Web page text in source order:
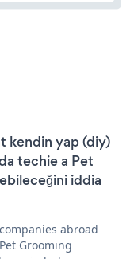
kendin yap (diy)
techie a Pet
iddia
abroad
Grooming